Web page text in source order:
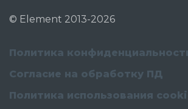
© Element 2013-2026
Политика
Согласие на обработку ПД
Политика использования